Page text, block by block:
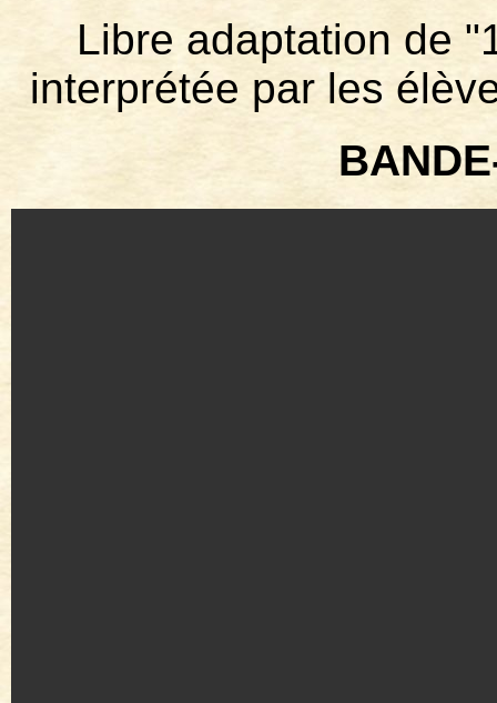
Libre adaptation de
interprétée par les